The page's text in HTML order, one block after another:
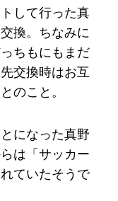
して行った真
換。ちなみに
ちもにもまだ
交換時はお互
のこと。
になった真野
は「サッカー
ていたそうで